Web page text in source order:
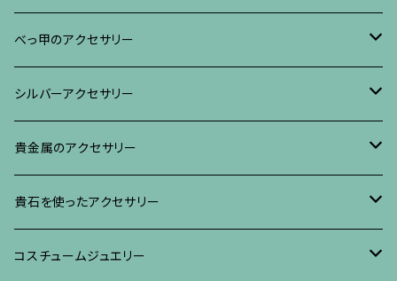
ブレスレット・バングル、その他
ブレスレット、その他
ネックレス、ペンダント
リング
ブレスレット、その他
イヤリング・ピアス
ネックレス、ペンダント
リング
ブレスレット、その他
べっ甲に蒔絵のアクセサリー
ブローチ
イヤリング・ピアス
真珠に蒔絵のアクセサリー
ブローチ
イヤリング、ピアス
水晶に蒔絵のアクセサリー
ブローチ
イヤリング、ピアス
朴の木やポプラに蒔絵のアクセサリー
ブローチ
その他の蒔絵のアクセサリー
べっ甲のアクセサリー
ブローチ
イヤリング、ピアス
ネックレス、ペンダント
リング
シルバーアクセサリー
ブローチ
イヤリング、ピアス
ネックレス、ペンダント
貴金属のアクセサリー
ブローチ
イヤリング、ピアス
貴石を使ったアクセサリー
ブローチ
コスチュームジュエリー